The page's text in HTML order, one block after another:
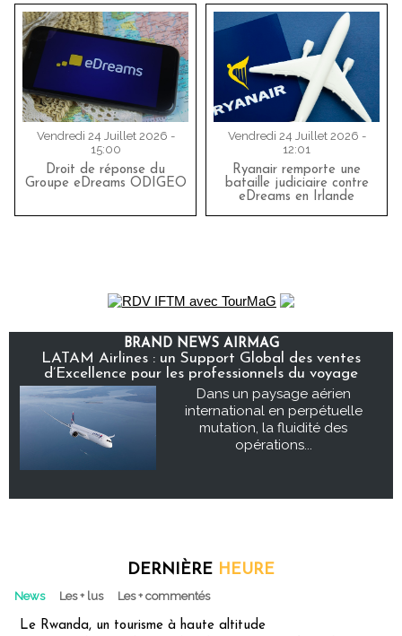
Vendredi 24 Juillet 2026 -
15:00
Droit de réponse du
Groupe eDreams ODIGEO
Vendredi 24 Juillet 2026 -
12:01
Ryanair remporte une
bataille judiciaire contre
eDreams en Irlande
BRAND NEWS AIRMAG
LATAM Airlines : un Support Global des ventes
d’Excellence pour les professionnels du voyage
Dans un paysage aérien
international en perpétuelle
mutation, la fluidité des
opérations...
DERNIÈRE HEURE
News Les + lus Les + commentés
Le Rwanda, un tourisme à haute altitude